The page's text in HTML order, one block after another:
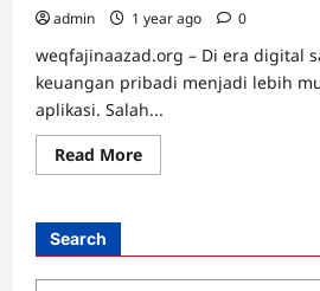
admin 1 year ago 0
weqfajinaazad.org – Di era digital
keuangan pribadi menjadi lebih
aplikasi. Salah...
Read MoreRead
more
dengan
Money
Search